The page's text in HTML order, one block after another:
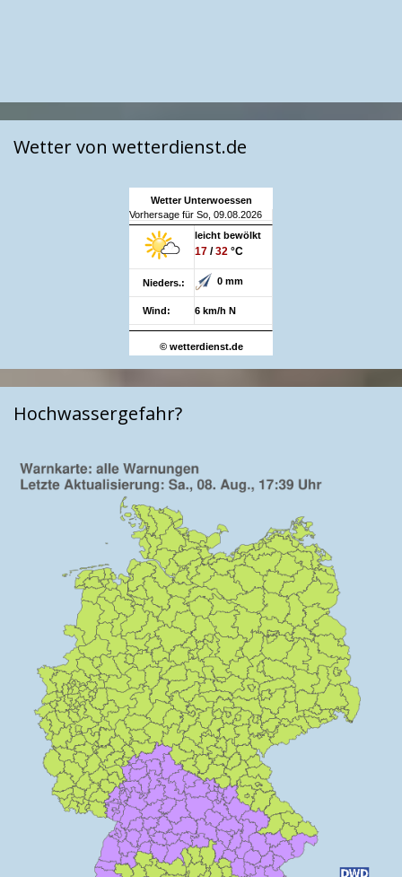
Wetter von wetterdienst.de
Wetter Unterwoessen
Vorhersage für So, 09.08.2026
leicht bewölkt
17 /32 °C
Nieders.: 0 mm
Wind: 6 km/h N
© wetterdienst.de
Hochwassergefahr?